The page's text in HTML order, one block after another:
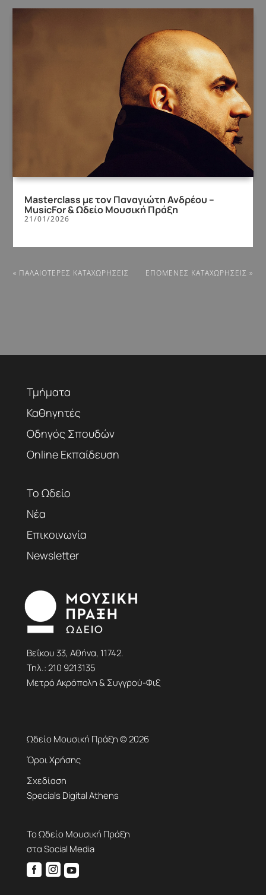
Masterclass με τον Παναγιώτη Ανδρέου –
MusicFor & Ωδείο Μουσική Πράξη
21/01/2026
« ΠΑΛΑΙΌΤΕΡΕΣ ΚΑΤΑΧΩΡΉΣΕΙΣ ΕΠΌΜΕΝΕΣ ΚΑΤΑΧΩΡΉΣΕΙΣ »
Τμήματα
Καθηγητές
Οδηγός Σπουδών
Online Εκπαίδευση
Το Ωδείο
Νέα
Επικοινωνία
Newsletter
Βεΐκου 33, Αθήνα, 11742.
Τηλ.:210 9213135
Μετρό Ακρόπολη & Συγγρού-Φιξ
Ωδείο Μουσική Πράξη © 2026
Όροι Χρήσης
Σχεδίαση
Specials Digital Athens
Το Ωδείο Μουσική Πράξη
στα Social Media
  